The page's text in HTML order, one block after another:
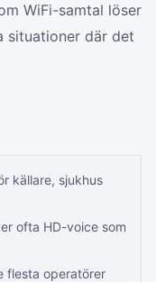
WiFi-samtal löser
situationer där det
källare, sjukhus
ofta HD-voice som
flesta operatörer